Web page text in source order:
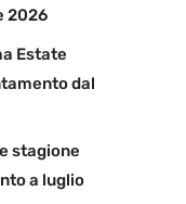
2026
Estate
dal
stagione
a luglio